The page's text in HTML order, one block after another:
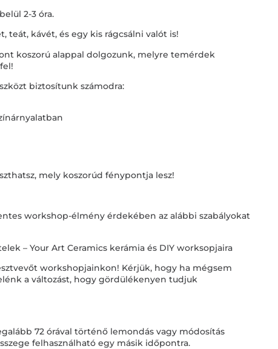
2-3 óra.
teát, kávét, és egy kis rágcsálni valót is!
koszorú alappal dolgozunk, melyre temérdek
biztosítunk számodra:
mely koszorúd fénypontja lesz!
workshop-élmény érdekében az alábbi szabályokat
– Your Art Ceramics kerámia és DIY worksopjaira
workshopjainkon! Kérjük, hogy ha mégsem
a változást, hogy gördülékenyen tudjuk
72 órával történő lemondás vagy módosítás
felhasználható egy másik időpontra.